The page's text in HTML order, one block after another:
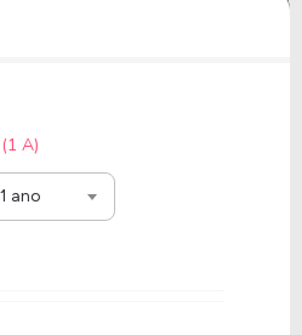
1 ano
(1 A)